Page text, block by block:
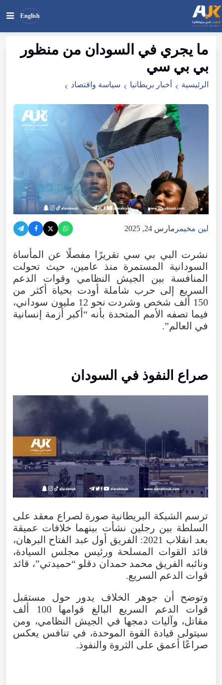
English
ابحث
الموقع
بحث
ما يجري في السودان من منظور
بي بي سي
الرئيسية أخبار بريطانيا سياسة واقتصاد
لين مخيمر مارس 24, 2025
نشرت البي بي سي تقريرًا مفصلًا عن المأساة
السودانية المستمرة منذ عامين، حيث تحولت
المنافسة بين الجيش النظامي وقوات الدعم
السريع إلى حرب شاملة أودت بحياة أكثر من
150 ألف شخص وشردت نحو 12 مليون سوداني،
فيما تصفه الأمم المتحدة بأنه “أكبر أزمة إنسانية
في العالم”.
صراع النفوذ في السودان
ترسم الشبكة البريطانية صورة لصراع معقد على
السلطة بين رجلين نشأت بينهما خلافات عميقة
بعد انقلاب 2021: الفريق أول عبد الفتاح البرهان،
قائد القوات المسلحة ورئيس مجلس السيادة،
ونائبه الفريق محمد حمدان دقلو “حميدتي”، قائد
قوات الدعم السريع.
وتوضح أن جوهر الخلاف يدور حول مستقبل
قوات الدعم السريع البالغ قوامها 100 ألف
مقاتل، وآليات دمجها في الجيش النظامي، ومن
سيتولى قيادة القوة الموحدة، في تنافس يعكس
صراعًا أعمق على الثروة والنفوذ.